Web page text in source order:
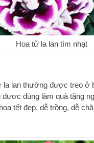
Hoa tử la lan tím nhạt
la lan thường được treo ở
dùng làm quà tặng
tết đẹp, dễ trồng, dễ